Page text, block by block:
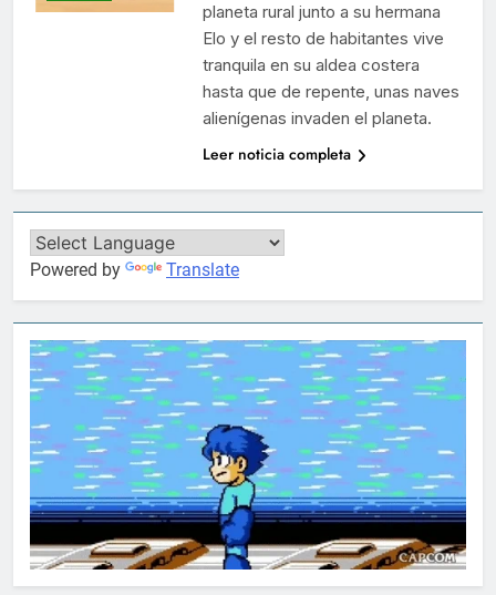
planeta rural junto a su hermana
Elo y el resto de habitantes vive
tranquila en su aldea costera
hasta que de repente, unas naves
alienígenas invaden el planeta.
Leer noticia completa
Powered by Translate